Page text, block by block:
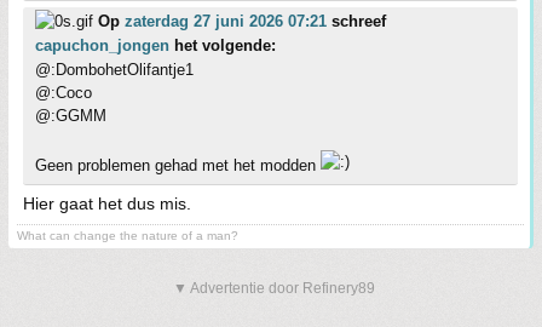
Op zaterdag 27 juni 2026 07:21 schreef
capuchon_jongen het volgende:
@:DombohetOlifantje1
@:Coco
@:GGMM
Geen problemen gehad met het modden
Hier gaat het dus mis.
What can change the nature of a man?
▼ Advertentie door Refinery89